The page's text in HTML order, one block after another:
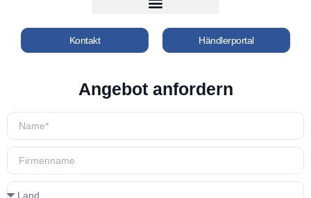
Kontakt Händlerportal
Angebot anfordern